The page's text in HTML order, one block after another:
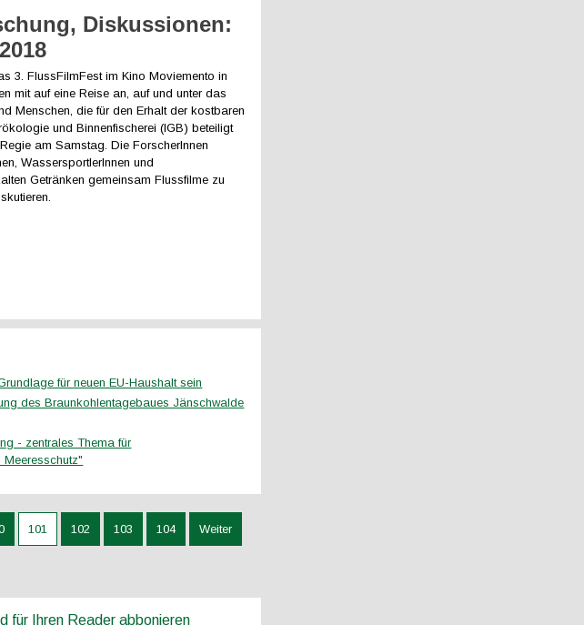
Diskussionen:
3. FlussFilmFest im Kino Moviemento in
mit auf eine Reise an, auf und unter das
Menschen, die für den Erhalt der kostbaren
und Binnenfischerei (IGB) beteiligt
am Samstag. Die ForscherInnen
WassersportlerInnen und
Getränken gemeinsam Flussfilme zu
für neuen EU-Haushalt sein
des Braunkohlentagebaues Jänschwalde
- zentrales Thema für
101 102 103 104 Weiter
für Ihren Reader abbonieren